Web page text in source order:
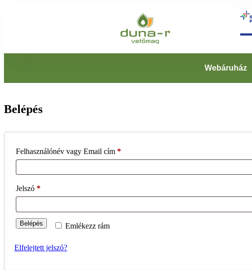
Webáruház
Belépés
Felhasználónév vagy Email cím *
Jelszó *
Emlékezz rám
Belépés
Elfelejtett jelszó?